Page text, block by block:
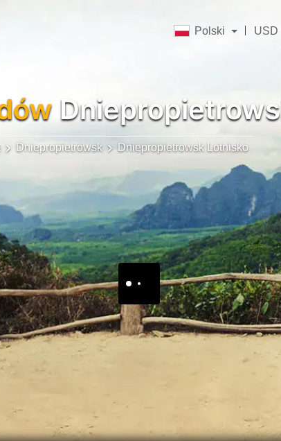
Polski USD
Dniepropietrowsk Dniepropietrowsk Lotnisko